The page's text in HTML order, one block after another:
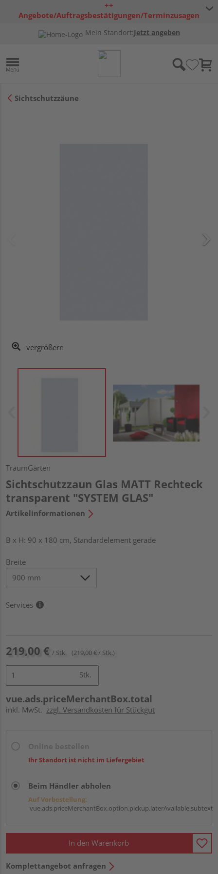
++
Angebote/Auftragsbestätigungen/Terminzusagen
Mein Standort:Jetzt angeben
Sichtschutzzäune
vergrößern
TraumGarten
Sichtschutzzaun Glas MATT Rechteck
transparent "SYSTEM GLAS"
Artikelinformationen
B x H: 90 x 180 cm, Standardelement gerade
Breite
Services
219,00 € / Stk. (219,00 € / Stk.)
Stk.
vue.ads.priceMerchantBox.total
inkl. MwSt. zzgl. Versandkosten für Stückgut
Ihr Standort ist nicht im Liefergebiet
Beim Händler abholen
Auf Vorbestellung:
vue.ads.priceMerchantBox.option.pickup.laterAvailable.subtext
In den Warenkorb
Komplettangebot anfragen